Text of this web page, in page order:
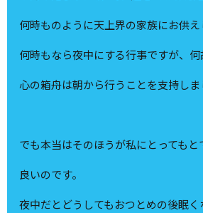
何時ものように天上界の家族にお供え
何時もなら夜中にする行事ですが、
心の箱舟は朝から行うことを支持しま
でも本当はそのほうが私にとってもと
良いのです。
夜中だとどうしてもおつとめの後眠